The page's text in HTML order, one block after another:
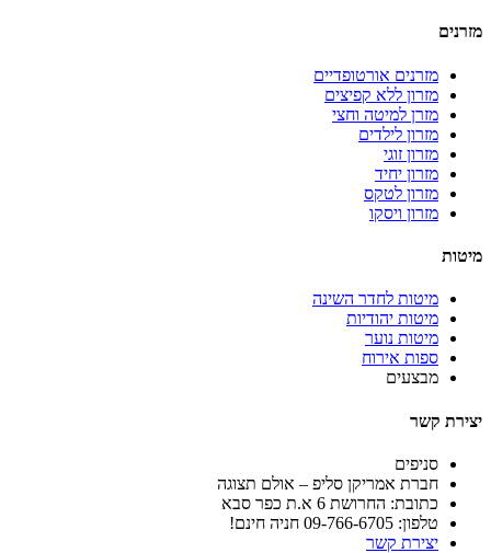
מזרנים
מזרנים אורטופדיים
מזרון ללא קפיצים
מזרן למיטה וחצי
מזרון לילדים
מזרון זוגי
מזרון יחיד
מזרון לטקס
מזרון ויסקו
מיטות
מיטות לחדר השינה
מיטות יהודיות
מיטות נוער
ספות אירוח
מבצעים
יצירת קשר
סניפים
חברת אמריקן סליפ – אולם תצוגה
כתובת: החרושת 6 א.ת כפר סבא
טלפון: 09-766-6705 חניה חינם!
יצירת קשר